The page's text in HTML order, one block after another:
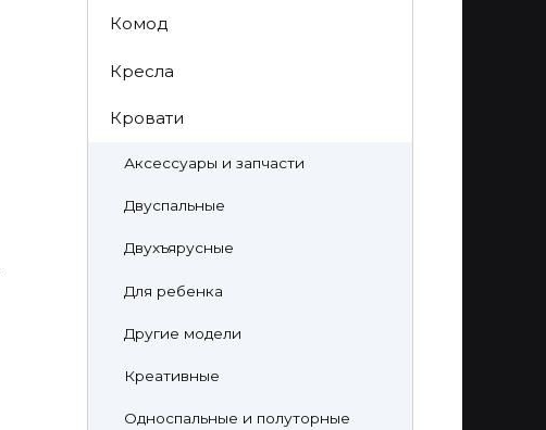
Комод
Кресла
Кровати
Аксессуары и запчасти
Двуспальные
Двухъярусные
Для ребенка
Другие модели
Креативные
Односпальные и полуторные